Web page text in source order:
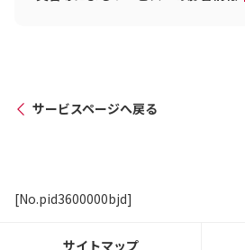
サービスページへ戻る
[No.pid3600000bjd]
サイトマップ